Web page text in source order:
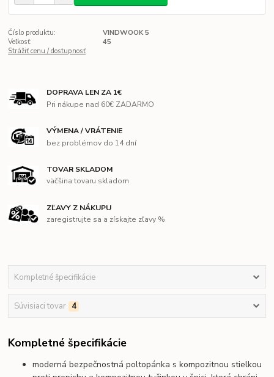
Číslo produktu:
VINDWOOK 5
Veľkosť:
45
Strážiť cenu / dostupnosť
DOPRAVA LEN ZA 1€
Pri nákupe nad 60€ ZADARMO
VÝMENA / VRÁTENIE
bez problémov do 14 dní
TOVAR SKLADOM
väčšina tovaru skladom
ZĽAVY Z NÁKUPU
zaregistrujte sa a získajte zľavy %
Kompletné špecifikácie
Súvisiaci tovar 4
Kompletné špecifikácie
moderná bezpečnostná poltopánka s kompozitnou stielkou